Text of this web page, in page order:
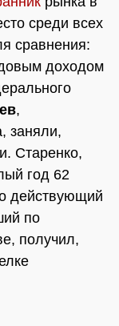
среди всех
сравнения:
доходом
,
заняли,
Старенко,
год 62
действующий
по
получил,